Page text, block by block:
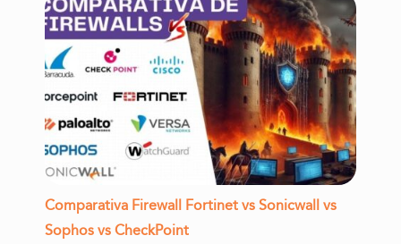
Comparativa Firewall Fortinet vs Sonicwall vs
Sophos vs CheckPoint